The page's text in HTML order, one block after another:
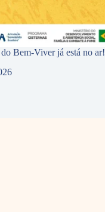
Bem-Viver já está no ar!